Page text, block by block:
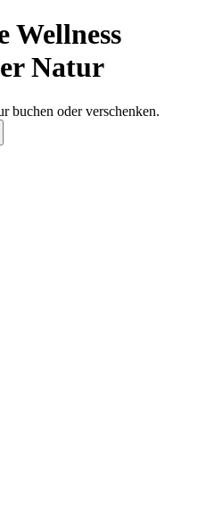
Wellness
Natur
buchen oder verschenken.